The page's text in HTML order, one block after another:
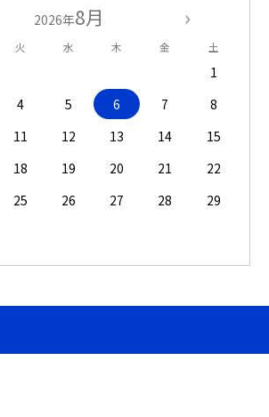
2026年8月
火 水 木 金 土
1
4 5 6 7
8
11 12 13 14
15
18 19 20 21
22
25 26 27 28
29